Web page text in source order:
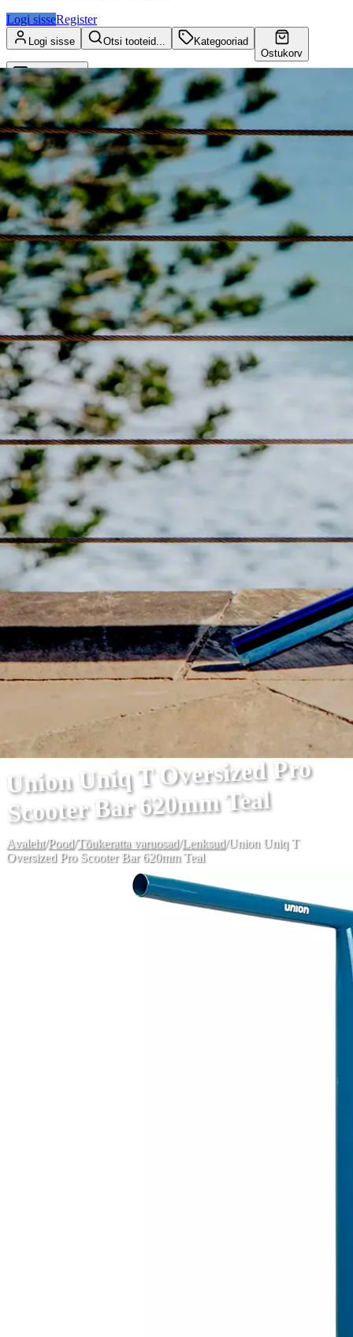
Logi sisseRegister
Logi sisse Otsi tooteid...
Kategooriad
Ostukorv
Kliendikaart
Union Uniq T Oversized Pro
Scooter Bar 620mm Teal
Avaleht/Pood/Tõukeratta varuosad/Lenksud/Union Uniq T
Oversized Pro Scooter Bar 620mm Teal